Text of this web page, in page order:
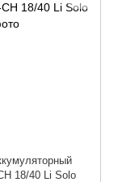
18/40 Li Solo